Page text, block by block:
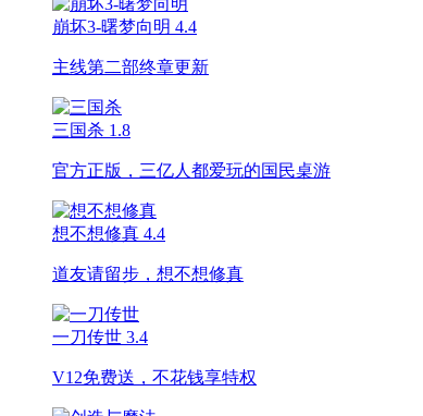
崩坏3-曙梦向明 4.4
主线第二部终章更新
三国杀 1.8
官方正版，三亿人都爱玩的国民桌游
想不想修真 4.4
道友请留步，想不想修真
一刀传世 3.4
V12免费送，不花钱享特权